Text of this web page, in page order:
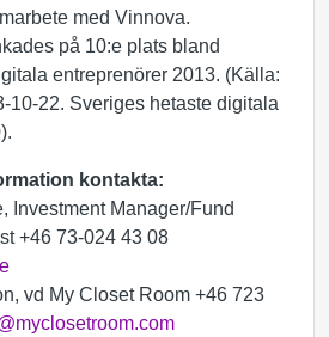
med Vinnova.
på 10:e plats bland
entreprenörer 2013. (Källa:
10-22. Sveriges hetaste digitala
kontakta:
Investment Manager/Fund
+46 73-024 43 08
vd My Closet Room +46 723